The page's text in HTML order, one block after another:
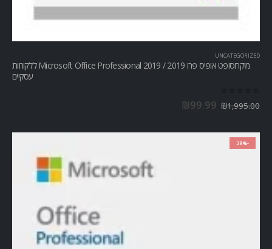
UNCATEGORIZED
מיקרוסופט אופיס פרו Microsoft Office Professional 2019 / 2019 ללקוחות
עסקיים
₪1,995.00
₪99.99
-28%